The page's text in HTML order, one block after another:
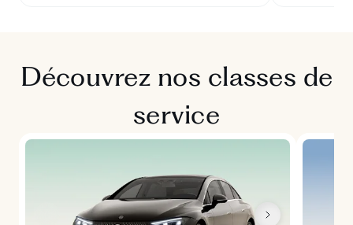
Découvrez nos classes de
service